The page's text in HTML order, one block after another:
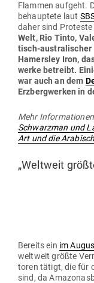
Flammen aufgeht.
behauptete laut
daher sind
Welt, Rio Tinto,
tisch-aus­tra­li­scher
Hamersley Iron,
werke betreibt.
war auch an dem
Erz­berg­werken in
Mehr
Schwarzman und
Art und die
„Weltweit
Bereits ein im
weltweit größte
toren tätigt, die für
sind, da